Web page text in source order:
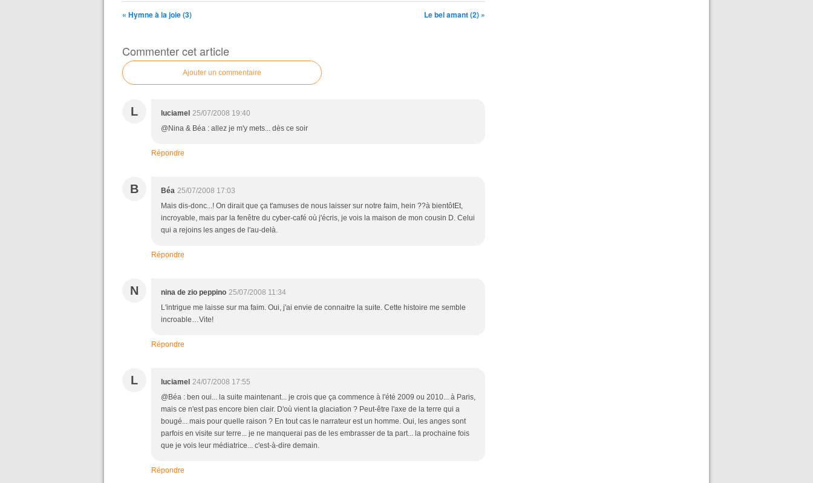
« Hymne à la joie (3) Le bel amant (2) »
Commenter cet article
Ajouter un commentaire
L luciamel 25/07/2008 19:40
@Nina & Béa : allez je m'y mets... dès ce soir
Répondre
B Béa 25/07/2008 17:03
Mais dis-donc...! On dirait que ça t'amuses de nous laisser sur notre faim, hein ??à bientôtEt,
incroyable, mais par la fenêtre du cyber-café où j'écris, je vois la maison de mon cousin D. Celui
qui a rejoins les anges de l'au-delà.
Répondre
N nina de zio peppino 25/07/2008 11:34
L'intrigue me laisse sur ma faim. Oui, j'ai envie de connaitre la suite. Cette histoire me semble
incroable…Vite!
Répondre
L luciamel 24/07/2008 17:55
@Béa : ben oui... la suite maintenant... je crois que ça commence à l'été 2009 ou 2010... à Paris,
mais ce n'est pas encore bien clair. D'où vient la glaciation ? Peut-être l'axe de la terre qui a
bougé... mais pour quelle raison ? En tout cas le narrateur est un homme. Oui, les anges sont
parfois en visite sur terre... je ne manquerai pas de les embrasser de ta part... la prochaine fois
que je vois leur médiatrice... c'est-à-dire demain.
Répondre